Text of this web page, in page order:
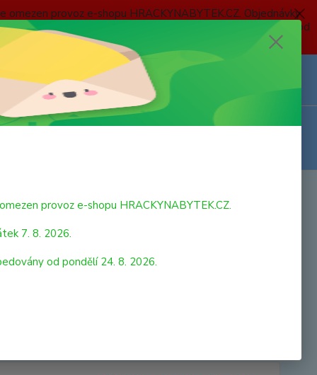
provoz e-shopu HRACKYNABYTEK.CZ. Objednávky
2026 do neděle 23. 8. 2026 budou postupně expedovány od
jsou také známé jako Orkové a jsou vlastně součástí rodiny
provoz e-shopu HRACKYNABYTEK.CZ.
7. 8. 2026.
od pondělí 24. 8. 2026.